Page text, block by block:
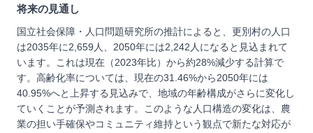
将来の見通し
国立社会保障・人口問題研究所の推計によると、更別村の人口
は2035年に2,659人、2050年には2,242人になると見込まれて
います。これは現在（2023年比）から約28%減少する計算で
す。高齢化率については、現在の31.46%から2050年には
40.95%へと上昇する見込みで、地域の年齢構成がさらに変化し
ていくことが予測されます。このような人口構造の変化は、農
業の担い手確保やコミュニティ維持という観点で新たな対応が